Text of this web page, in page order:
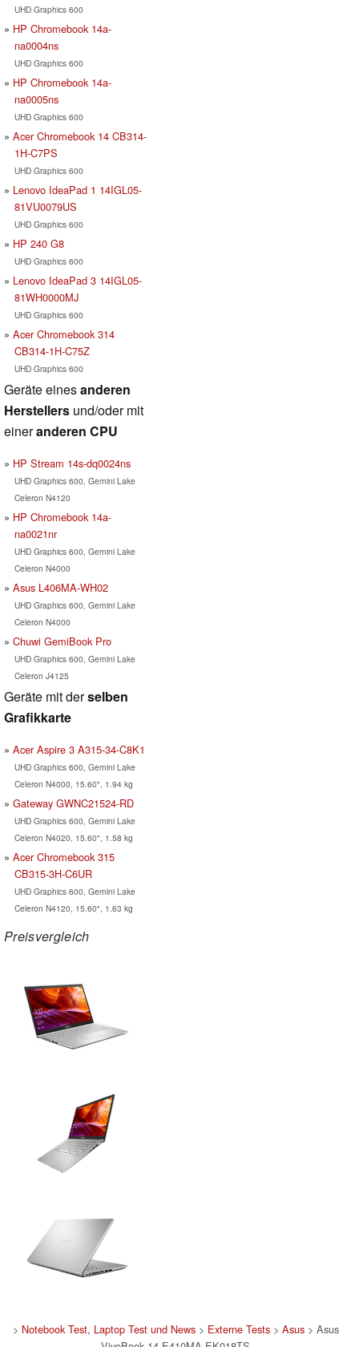
UHD Graphics 600
HP Chromebook 14a-
na0004ns
UHD Graphics 600
HP Chromebook 14a-
na0005ns
UHD Graphics 600
Acer Chromebook 14 CB314-
1H-C7PS
UHD Graphics 600
Lenovo IdeaPad 1 14IGL05-
81VU0079US
UHD Graphics 600
HP 240 G8
UHD Graphics 600
Lenovo IdeaPad 3 14IGL05-
81WH0000MJ
UHD Graphics 600
Acer Chromebook 314
CB314-1H-C75Z
UHD Graphics 600
Geräte einesanderen
Herstellers und/oder mit
eineranderen CPU
HP Stream 14s-dq0024ns
UHD Graphics 600, Gemini Lake
Celeron N4120
HP Chromebook 14a-
na0021nr
UHD Graphics 600, Gemini Lake
Celeron N4000
Asus L406MA-WH02
UHD Graphics 600, Gemini Lake
Celeron N4000
Chuwi GemiBook Pro
UHD Graphics 600, Gemini Lake
Celeron J4125
Geräte mit derselben
Grafikkarte
Acer Aspire 3 A315-34-C8K1
UHD Graphics 600, Gemini Lake
Celeron N4000, 15.60", 1.94 kg
Gateway GWNC21524-RD
UHD Graphics 600, Gemini Lake
Celeron N4020, 15.60", 1.58 kg
Acer Chromebook 315
CB315-3H-C6UR
UHD Graphics 600, Gemini Lake
Celeron N4120, 15.60", 1.63 kg
Preisvergleich
> Notebook Test, Laptop Test und News> Externe Tests> Asus> Asus